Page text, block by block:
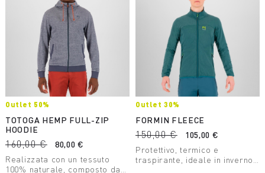
Outlet 50%
TOTOGA HEMP FULL-ZIP
HOODIE
160,00 €
80,00 €
Realizzata con un tessuto
100% naturale, composto da
Outlet 30%
FORMIN FLEECE
150,00 €
105,00 €
Protettivo, termico e
traspirante, ideale in inverno